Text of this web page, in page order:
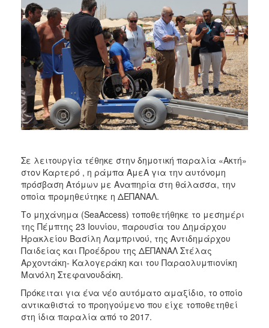
2012
2011
2010
2006
ΠΟΛΙΤΙΣΜΟΣ
ΑΝΘΕΚΤΙΚΗ
Σε λειτουργία τέθηκε στην δημοτική παραλία «Ακτή»
στον Καρτερό , η ράμπα ΑμεΑ για την αυτόνομη
πρόσβαση Ατόμων με Αναπηρία στη θάλασσα, την
οποία προμηθεύτηκε η ΔΕΠΑΝΑΛ.
Το μηχάνημα (SeaAccess) τοποθετήθηκε το μεσημέρι
της Πέμπτης 23 Ιουνίου, παρουσία του Δημάρχου
Ηρακλείου Βασίλη Λαμπρινού, της Αντιδημάρχου
Παιδείας και Προέδρου της ΔΕΠΑΝΑΛ Στέλας
Αρχοντάκη- Καλογεράκη και του Παραολυμπιονίκη
Μανόλη Στεφανουδάκη.
Πρόκειται για ένα νέο αυτόματο αμαξίδιο, το οποίο
αντικαθιστά το προηγούμενο που είχε τοποθετηθεί
στη ίδια παραλία από το 2017.